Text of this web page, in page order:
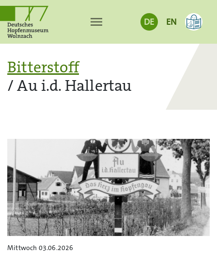
menu DE EN
Bitterstoff
/ Au i.d. Hallertau
Mittwoch 03.06.2026